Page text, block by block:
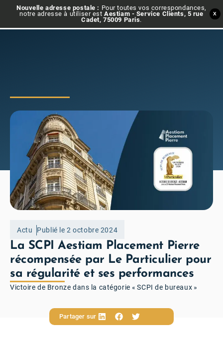
X
Nouvelle adresse postale : Pour toutes vos correspondances,
notre adresse à utiliser estAestiam - Service Clients, 5 rue
Cadet, 75009 Paris.
Actu Publié le 2 octobre 2024
La SCPI Aestiam Placement Pierre
récompensée par Le Particulier pour
sa régularité et ses performances
Victoire de Bronze dans la catégorie « SCPI de bureaux »
Partager sur